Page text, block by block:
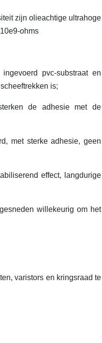
zijn olieachtige ultrahoge
ohms
pvc-substraat en
is;
de adhesie met de
met sterke adhesie, geen
effect, langdurige
willekeurig om het
varistors en kringsraad te